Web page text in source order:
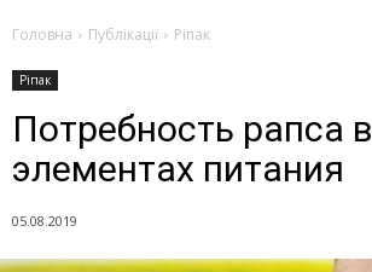
Головна Публікації Ріпак
Ріпак
Потребность рапса в
элементах питания
05.08.2019